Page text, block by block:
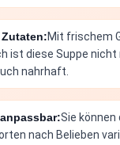
Mit frischem
ist diese Suppe nicht
nahrhaft.
Sie können
nach Belieben